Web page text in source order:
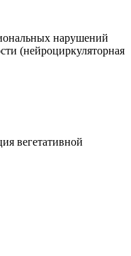
нарушений
(нейроциркуляторная
вегетативной